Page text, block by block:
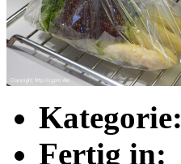
Kategorie:
Fertig in: